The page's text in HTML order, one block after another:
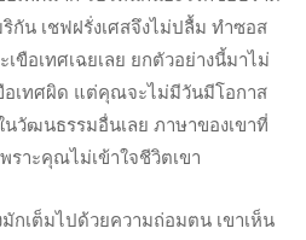
กัน เชฟฝรั่งเศสจึงไม่ปลื้ม ทำซอส
ขือเทศเฉยเลย ยกตัวอย่างนี้มาไม่
อเทศผิด แต่คุณจะไม่มีวันมีโอกาส
วัฒนธรรมอื่นเลย ภาษาของเขาที่
ราะคุณไม่เข้าใจชีวิตเขา
กเต็มไปด้วยความถ่อมตน เขาเห็น